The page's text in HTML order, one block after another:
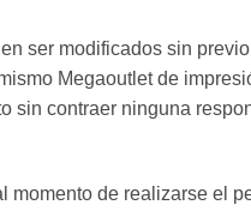
ser modificados sin
Megaoutlet de
contraer ninguna
momento de realizarse el